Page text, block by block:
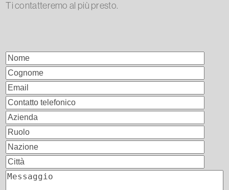
Ti contatteremo al più presto.